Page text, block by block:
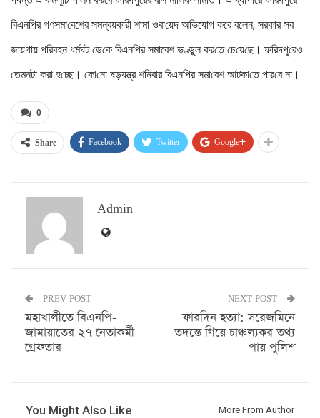
বিএন‌পির গণসমা‌বেশের সমন্বয়কারী শামা ওবা‌য়েদ অভিযোগ করে বলেন, সরকার সব
জায়গায় পরিবহন ধর্মঘট ডে‌কে বিএন‌পির সমাবেশ ভণ্ডুল কর‌তে চে‌য়ে‌ছে। ফ‌রিদপু‌রেও
তেমনটা করা হ‌চ্ছে। কো‌নো ষড়যন্ত্র শ‌নিবার বিএন‌পির সমা‌বেশ‌ আটকা‌তে পার‌বে না।
0
Share Facebook Twitter Google+
Admin
PREV POST
মহাখালীতে বিএনপি-
জামায়াতের ২৭ নেতাকর্মী
গ্রেফতার
NEXT POST
ফারদিন হত্যা: সরেজমিনে
তদন্তে গিয়ে চাঞ্চল্যকর তথ্য
পায় পুলিশ
You Might Also Like More From Author